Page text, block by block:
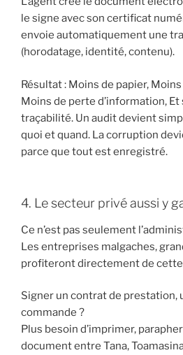
le signe avec son certificat
envoie automatiquement une
(horodatage, identité, contenu).
Résultat : Moins de papier,
Moins de perte d’information,
traçabilité. Un audit devient
quoi et quand. La corruption
parce que tout est enregistré.
4. Le secteur privé aussi y
Ce n’est pas seulement
Les entreprises malgaches,
profiteront directement de
Signer un contrat de prestation,
commande ?
Plus besoin d’imprimer,
document entre Tana,